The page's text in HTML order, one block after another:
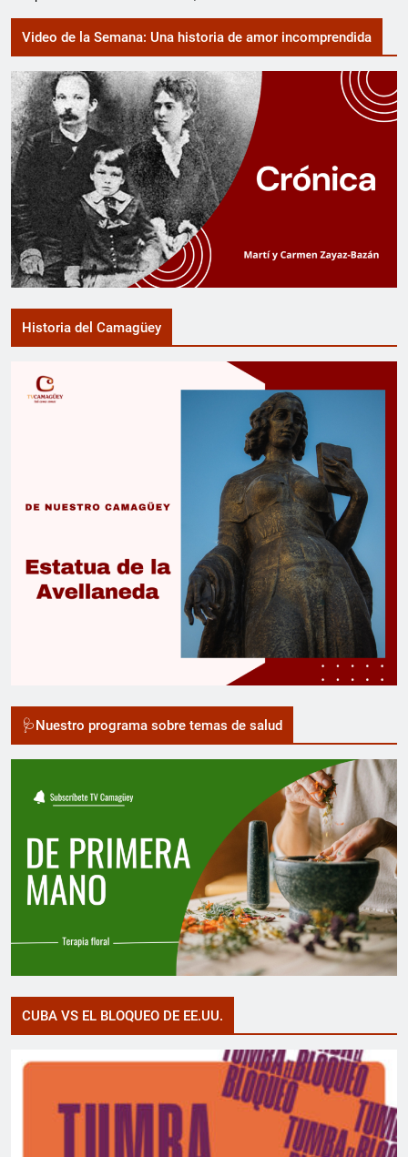
Video de la Semana: Una historia de amor incomprendida
Historia del Camagüey
🩺Nuestro programa sobre temas de salud
CUBA VS EL BLOQUEO DE EE.UU.